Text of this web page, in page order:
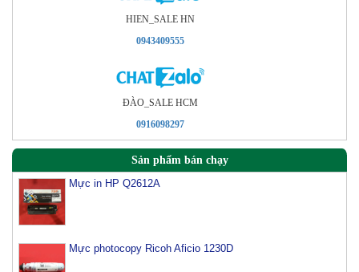
HIEN_SALE HN
0943409555
ÐÀO_SALE HCM
0916098297
Sản phẩm bán chạy
Mực in HP Q2612A
Mực photocopy Ricoh Aficio 1230D